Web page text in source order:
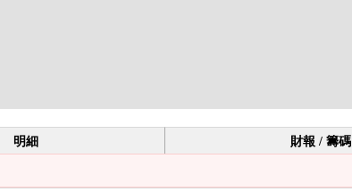
明細 財報 / 籌碼